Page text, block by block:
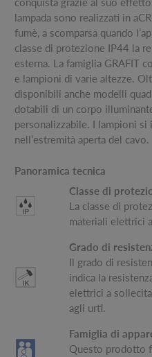
lampada sono realizzati in
fumè, a scomparsa quando
classe di protezione IP44 la
esterna. La famiglia GRAFIT
e lampioni di varie altezze.
disponibili anche modelli
dotabili di un corpo
personalizzabile. I lampioni
nell’estremità aperta del cavo.
Panoramica tecnica
Classe di
La classe di
materiali elettrici
Grado di
Il grado di
indica la
elettrici a
agli urti.
Famiglia di
Questo prodotto